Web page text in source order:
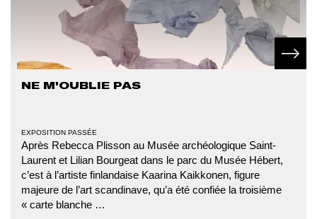
En
NE M'OUBLIE PAS
TYPE
D'ÉVÉNEMENT
EXPOSITION PASSÉE
Après Rebecca Plisson au Musée archéologique Saint-
Laurent et Lilian Bourgeat dans le parc du Musée Hébert,
c’est à l’artiste finlandaise Kaarina Kaikkonen, figure
majeure de l’art scandinave, qu’a été confiée la troisième
« carte blanche …